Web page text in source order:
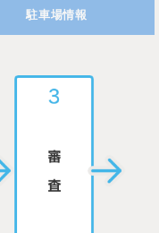
駐車場情報